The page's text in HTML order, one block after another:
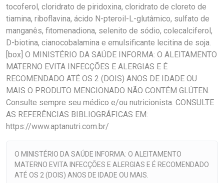
tocoferol, cloridrato de piridoxina, cloridrato de cloreto de
tiamina, riboflavina, ácido N-pteroil-L-glutâmico, sulfato de
manganês, fitomenadiona, selenito de sódio, colecalciferol,
D-biotina, cianocobalamina e emulsificante lecitina de soja.
[box] O MINISTÉRIO DA SAÚDE INFORMA: O ALEITAMENTO
MATERNO EVITA INFECÇÕES E ALERGIAS E É
RECOMENDADO ATÉ OS 2 (DOIS) ANOS DE IDADE OU
MAIS O PRODUTO MENCIONADO NÃO CONTÉM GLÚTEN.
Consulte sempre seu médico e/ou nutricionista. CONSULTE
AS REFERÊNCIAS BIBLIOGRÁFICAS EM:
https://www.aptanutri.com.br/
O MINISTÉRIO DA SAÚDE INFORMA: O ALEITAMENTO
MATERNO EVITA INFECÇÕES E ALERGIAS E É RECOMENDADO
ATÉ OS 2 (DOIS) ANOS DE IDADE OU MAIS.